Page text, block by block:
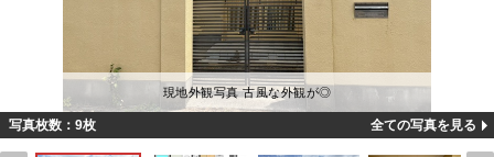
現地外観写真 古風な外観が◎
写真枚数：9枚 全ての写真を見る